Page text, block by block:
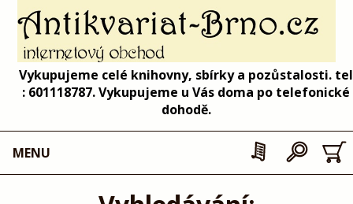
Vykupujeme celé knihovny, sbírky a pozůstalosti. tel
: 601118787. Vykupujeme u Vás doma po telefonické
dohodě.
MENU